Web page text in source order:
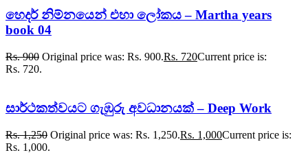
හෙදර් නිම්නයෙන් එහා ලෝකය – Martha years
book 04
Rs.900 Original price was: Rs. 900.Rs. 720Current price is:
Rs. 720.
සාර්ථකත්වයට ගැඹුරු අවධානයක් – Deep Work
Rs.1,250 Original price was: Rs. 1,250.Rs. 1,000Current price is:
Rs. 1,000.